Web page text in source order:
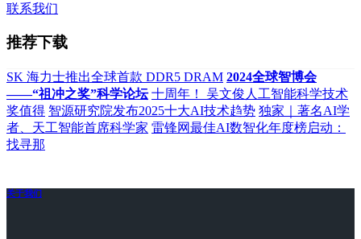
联系我们
推荐下载
SK 海力士推出全球首款 DDR5 DRAM 2024全球智博会
——“祖冲之奖”科学论坛 十周年！ 吴文俊人工智能科学技术
奖值得 智源研究院发布2025十大AI技术趋势 独家｜著名AI学
者、天工智能首席科学家 雷锋网最佳AI数智化年度榜启动：
找寻那
关于我们